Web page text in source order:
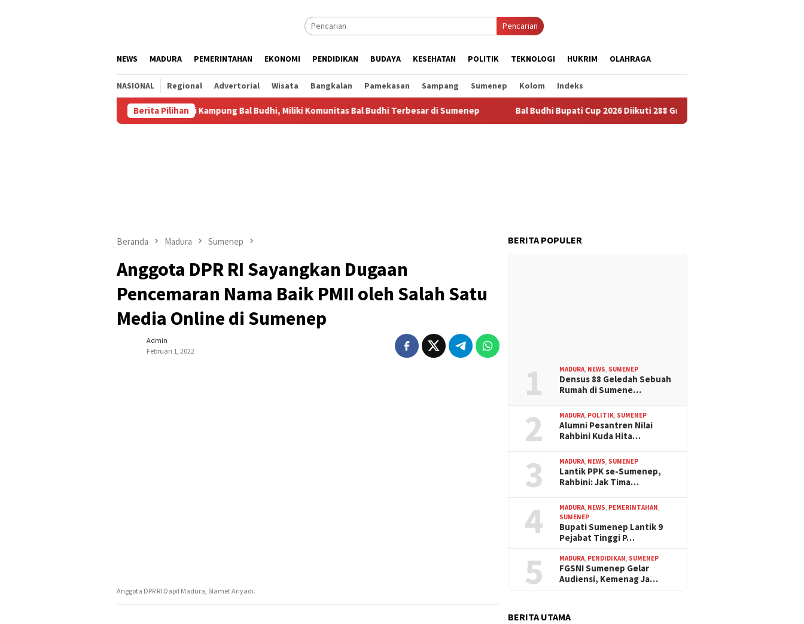
Pencarian
NEWS MADURA PEMERINTAHAN EKONOMI PENDIDIKAN BUDAYA KESEHATAN POLITIK TEKNOLOGI HUKRIM OLAHRAGA
NASIONAL Regional Advertorial Wisata Bangkalan Pamekasan Sampang Sumenep Kolom Indeks
Berita Pilihan
Kalianget Resmi Jadi Kampung Bal Budhi, Miliki Komunitas Bal Budhi Terbesar di Sumenep Bal Budhi Bupati Cup 2026 Diikuti 288 Grup, Jadi Ajang Lestarikan Budaya dan Pererat
Beranda Madura Sumenep
Anggota DPR RI Sayangkan Dugaan
Pencemaran Nama Baik PMII oleh Salah Satu
Media Online di Sumenep
Admin
Februari 1, 2022
Anggota DPR RI Dapil Madura, Slamet Ariyadi.
BERITA POPULER
1 MADURA NEWS SUMENEP
Densus 88 Geledah Sebuah
Rumah di Sumene…
2 MADURA POLITIK SUMENEP
Alumni Pesantren Nilai
Rahbini Kuda Hita…
3 MADURA NEWS SUMENEP
Lantik PPK se-Sumenep,
Rahbini: Jak Tima…
4 MADURA NEWS PEMERINTAHAN
SUMENEP
Bupati Sumenep Lantik 9
Pejabat Tinggi P…
5 MADURA PENDIDIKAN SUMENEP
FGSNI Sumenep Gelar
Audiensi, Kemenag Ja…
BERITA UTAMA